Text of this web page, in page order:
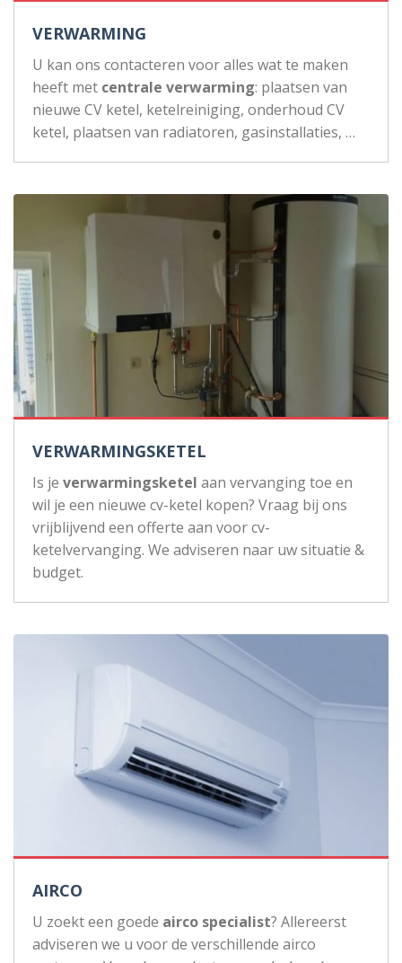
VERWARMING
U kan ons contacteren voor alles wat te maken
heeft met centrale verwarming: plaatsen van
nieuwe CV ketel, ketelreiniging, onderhoud CV
ketel, plaatsen van radiatoren, gasinstallaties, …
VERWARMINGSKETEL
Is je verwarmingsketel aan vervanging toe en
wil je een nieuwe cv-ketel kopen? Vraag bij ons
vrijblijvend een offerte aan voor cv-
ketelvervanging. We adviseren naar uw situatie &
budget.
AIRCO
U zoekt een goede airco specialist? Allereerst
adviseren we u voor de verschillende airco